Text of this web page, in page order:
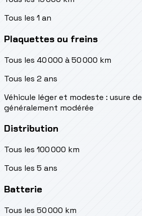
Tous les 1 an
Plaquettes ou freins
Tous les 40 000 à 50 000 km
Tous les 2 ans
Véhicule léger et modeste : usure
généralement modérée
Distribution
Tous les 100 000 km
Tous les 5 ans
Batterie
Tous les 50 000 km